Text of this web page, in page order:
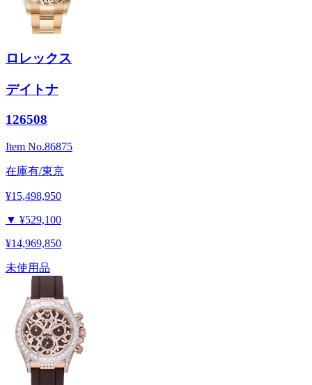
ロレックス
デイトナ
126508
Item No.86875
在庫有/東京
¥15,498,950
▼ ¥529,100
¥14,969,850
未使用品